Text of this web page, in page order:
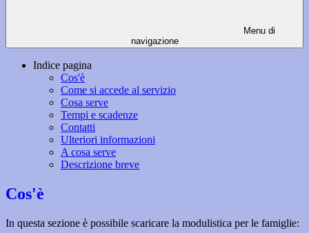
Menu di
navigazione
Indice pagina
Cos'è
Come si accede al servizio
Cosa serve
Tempi e scadenze
Contatti
Ulteriori informazioni
A cosa serve
Descrizione breve
Cos'è
In questa sezione è possibile scaricare la modulistica per le famiglie: